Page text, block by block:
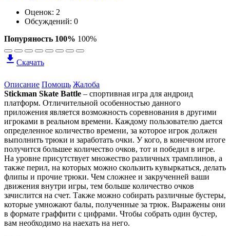
Оценок: 2
Обсуждений: 0
Попуряность 100% 100%
Скачать
Описание Помощь Жалоба
Stickman Skate Battle – спортивная игра для андроид
платформ. Отличительной особенностью данного
приложения является возможность соревнования в другими
игроками в реальном времени. Каждому пользователю дается
определенное количество времени, за которое игрок должен
выполнить трюки и заработать очки. У кого, в конечном итоге
получится большее количество очков, тот и победил в игре.
На уровне присутствует множество различных трамплинов, а
также перил, на которых можно скользить кувыркаться, делать
флипы и прочие трюки. Чем сложнее и закрученней ваши
движения внутри игры, тем больше количество очков
зачислится на счет. Также можно собирать различные бустеры,
которые умножают балы, полученные за трюк. Выражены они
в формате граффити с цифрами. Чтобы собрать один бустер,
вам необходимо на наехать на него.